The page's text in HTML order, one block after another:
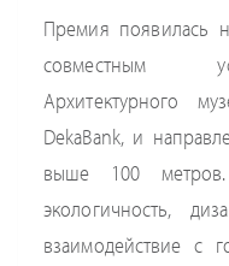
Премия появилась
совместным
Архитектурного
DekaBank, и
выше 100
экологичность,
взаимодействие с